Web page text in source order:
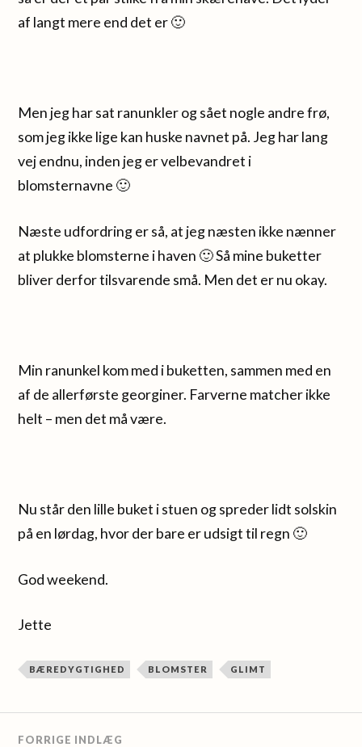
af langt mere end det er 🙂
Men jeg har sat ranunkler og sået nogle andre frø,
som jeg ikke lige kan huske navnet på. Jeg har lang
vej endnu, inden jeg er velbevandret i
blomsternavne 🙂
Næste udfordring er så, at jeg næsten ikke nænner
at plukke blomsterne i haven 🙂 Så mine buketter
bliver derfor tilsvarende små. Men det er nu okay.
Min ranunkel kom med i buketten, sammen med en
af de allerførste georginer. Farverne matcher ikke
helt – men det må være.
Nu står den lille buket i stuen og spreder lidt solskin
på en lørdag, hvor der bare er udsigt til regn 🙂
God weekend.
Jette
BÆREDYGTIGHED BLOMSTER GLIMT
FORRIGE INDLÆG